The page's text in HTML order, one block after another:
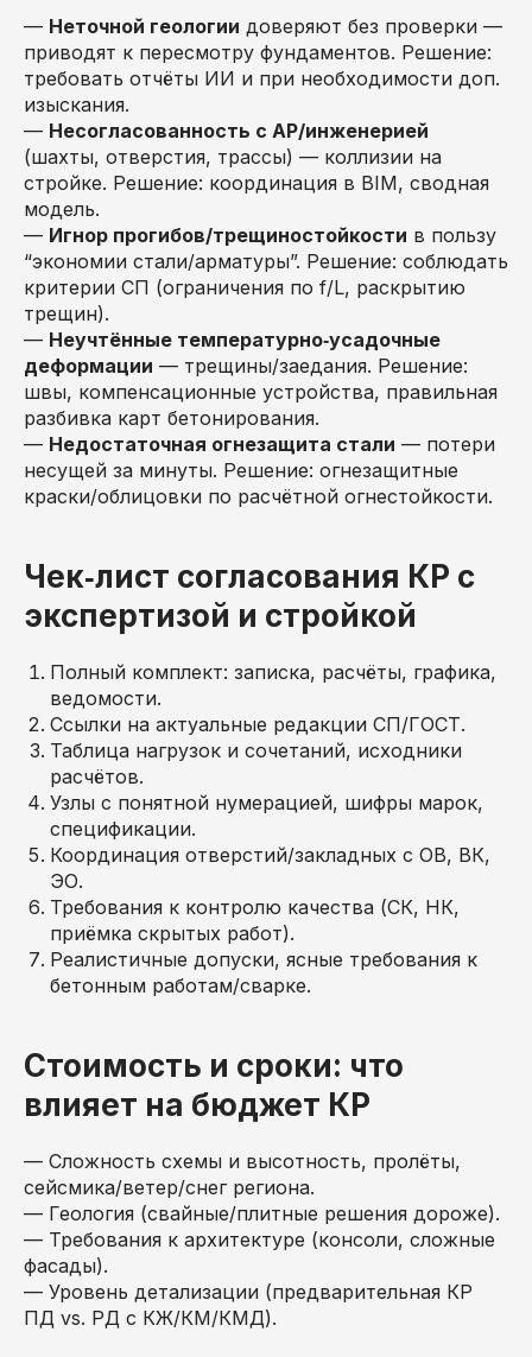
— Неточной геологии доверяют без проверки —
приводят к пересмотру фундаментов. Решение:
требовать отчёты ИИ и при необходимости доп.
изыскания.
— Несогласованность с АР/инженерией
(шахты, отверстия, трассы) — коллизии на
стройке. Решение: координация в BIM, сводная
модель.
— Игнор прогибов/трещиностойкости в пользу
“экономии стали/арматуры”. Решение: соблюдать
критерии СП (ограничения по f/L, раскрытию
трещин).
— Неучтённые температурно‑усадочные
деформации — трещины/заедания. Решение:
швы, компенсационные устройства, правильная
разбивка карт бетонирования.
— Недостаточная огнезащита стали — потери
несущей за минуты. Решение: огнезащитные
краски/облицовки по расчётной огнестойкости.
Чек‑лист согласования КР с
экспертизой и стройкой
Полный комплект: записка, расчёты, графика,
ведомости.
Ссылки на актуальные редакции СП/ГОСТ.
Таблица нагрузок и сочетаний, исходники
расчётов.
Узлы с понятной нумерацией, шифры марок,
спецификации.
Координация отверстий/закладных с ОВ, ВК,
ЭО.
Требования к контролю качества (СК, НК,
приёмка скрытых работ).
Реалистичные допуски, ясные требования к
бетонным работам/сварке.
Стоимость и сроки: что
влияет на бюджет КР
— Сложность схемы и высотность, пролёты,
сейсмика/ветер/снег региона.
— Геология (свайные/плитные решения дороже).
— Требования к архитектуре (консоли, сложные
фасады).
— Уровень детализации (предварительная КР
ПД vs. РД с КЖ/КМ/КМД).